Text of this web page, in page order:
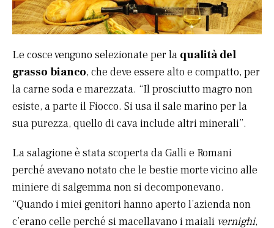
Le cosce vengono selezionate per la qualità del
grasso bianco, che deve essere alto e compatto, per
la carne soda e marezzata. “Il prosciutto magro non
esiste, a parte il Fiocco. Si usa il sale marino per la
sua purezza, quello di cava include altri minerali”.
La salagione è stata scoperta da Galli e Romani
perché avevano notato che le bestie morte vicino alle
miniere di salgemma non si decomponevano.
“Quando i miei genitori hanno aperto l’azienda non
c’erano celle perché si macellavano i maiali vernighi,